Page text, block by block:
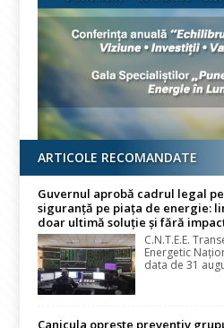
ARTICOLE RECOMANDATE
Guvernul aprobă cadrul legal
siguranță pe piața de energie:
doar ultimă soluție și fără
C.N.T.E.E.
Energetic
data de 31
Canicula oprește preventiv